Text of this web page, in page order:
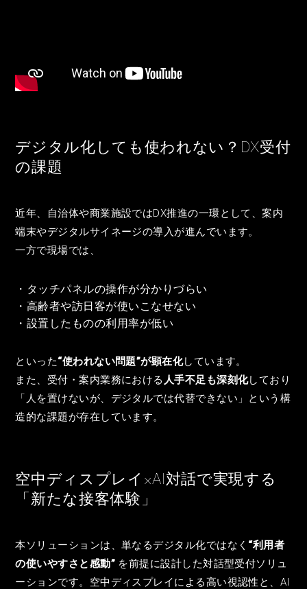
デジタル化しても使われない？DX受付
の課題
近年、自治体や商業施設ではDX推進の一環として、案内
端末やデジタルサイネージの導入が進んでいます。
一方で現場では、
・タッチパネルの操作が分かりづらい
・高齢者や訪日客が使いこなせない
・設置したものの利用率が低い
といった“使われない問題”が顕在化しています。
また、受付・案内業務における 人手不足も深刻化しており
「人を置けないが、デジタルでは代替できない」という構
造的な課題が存在しています。
空中ディスプレイ×AI対話で実現する
「新たな接客体験」
本ソリューションは、単なるデジタル化ではなく “利用者
の使いやすさと感動”を前提に設計した対話型受付ソリュ
ーションです。空中ディスプレイによる高い視認性と、AI